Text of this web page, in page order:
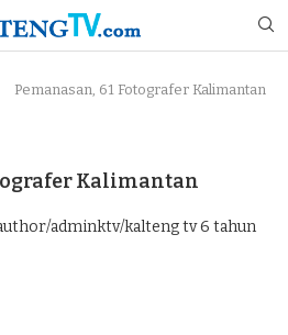
Pemanasan, 61 Fotografer Kalimantan
Kalimantan
adminktv/kalteng tv6 tahun